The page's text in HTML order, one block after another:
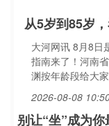
从5岁到85岁
大河网讯 8月8日
指南来了！河南
渊按年龄段给大
2026-08-08
别让“坐”成为